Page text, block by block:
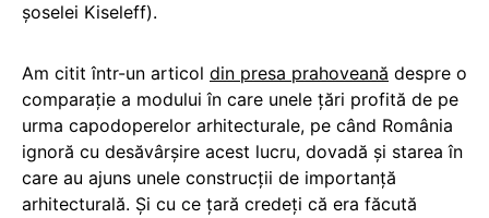
șoselei Kiseleff).
Am citit într-un articol din presa prahoveană despre o
comparație a modului în care unele țări profită de pe
urma capodoperelor arhitecturale, pe când România
ignoră cu desăvârșire acest lucru, dovadă și starea în
care au ajuns unele construcții de importanță
arhitecturală. Și cu ce țară credeți că era făcută